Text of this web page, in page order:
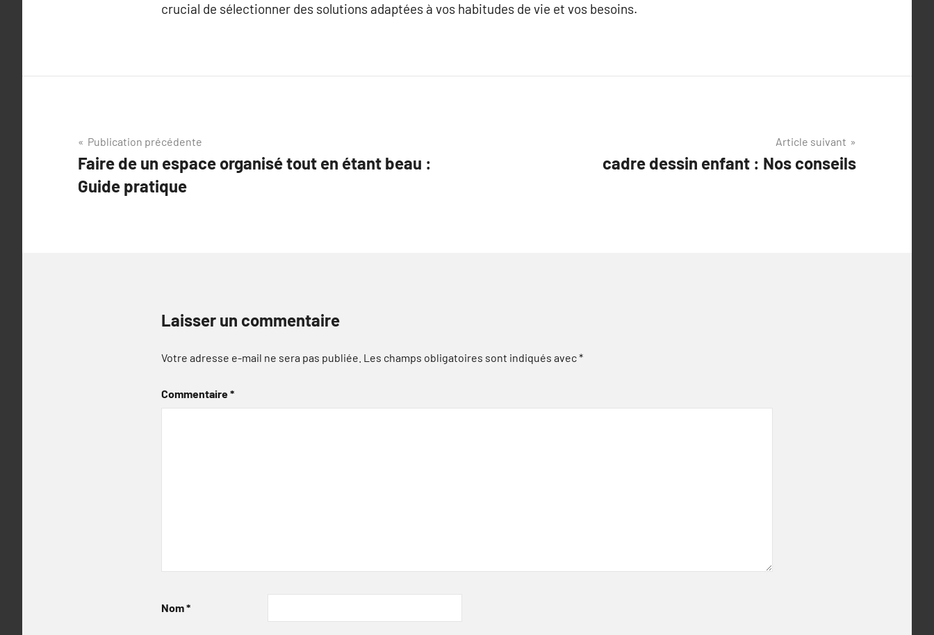
crucial de sélectionner des solutions adaptées à vos habitudes de vie et vos besoins.
Navigation
de
l’article
Publication précédente
Faire de un espace organisé tout en étant beau :
Guide pratique
Article suivant
cadre dessin enfant : Nos conseils
Laisser un commentaire
Votre adresse e-mail ne sera pas publiée. Les champs obligatoires sont indiqués avec*
Commentaire*
Nom*